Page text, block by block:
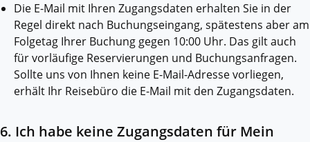
Die E-Mail mit Ihren Zugangsdaten erhalten Sie in der
Regel direkt nach Buchungseingang, spätestens aber am
Folgetag Ihrer Buchung gegen 10:00 Uhr. Das gilt auch
für vorläufige Reservierungen und Buchungsanfragen.
Sollte uns von Ihnen keine E-Mail-Adresse vorliegen,
erhält Ihr Reisebüro die E-Mail mit den Zugangsdaten.
6. Ich habe keine Zugangsdaten für Mein